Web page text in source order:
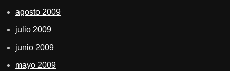
agosto 2009
julio 2009
junio 2009
mayo 2009